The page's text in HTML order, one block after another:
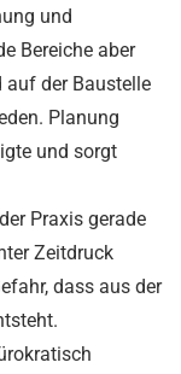
und
Bereiche aber
auf der Baustelle
Planung
und sorgt
Praxis gerade
Zeitdruck
dass aus der